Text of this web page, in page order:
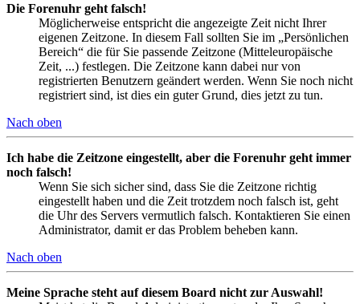
Die Forenuhr geht falsch!
Möglicherweise entspricht die angezeigte Zeit nicht Ihrer
eigenen Zeitzone. In diesem Fall sollten Sie im „Persönlichen
Bereich“ die für Sie passende Zeitzone (Mitteleuropäische
Zeit, ...) festlegen. Die Zeitzone kann dabei nur von
registrierten Benutzern geändert werden. Wenn Sie noch nicht
registriert sind, ist dies ein guter Grund, dies jetzt zu tun.
Nach oben
Ich habe die Zeitzone eingestellt, aber die Forenuhr geht immer
noch falsch!
Wenn Sie sich sicher sind, dass Sie die Zeitzone richtig
eingestellt haben und die Zeit trotzdem noch falsch ist, geht
die Uhr des Servers vermutlich falsch. Kontaktieren Sie einen
Administrator, damit er das Problem beheben kann.
Nach oben
Meine Sprache steht auf diesem Board nicht zur Auswahl!